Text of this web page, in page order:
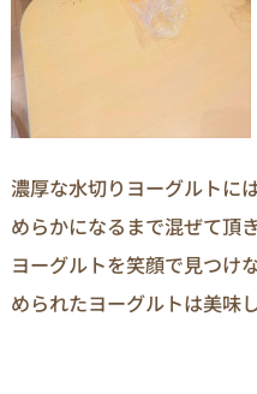
濃厚な水切りヨーグルトに
めらかになるまで混ぜて頂
ヨーグルトを笑顔で見つけ
められたヨーグルトは美味